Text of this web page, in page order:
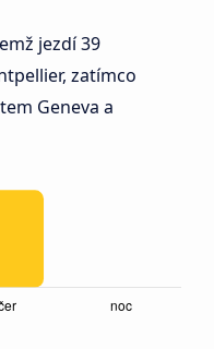
jezdí 39
zatímco
Geneva a